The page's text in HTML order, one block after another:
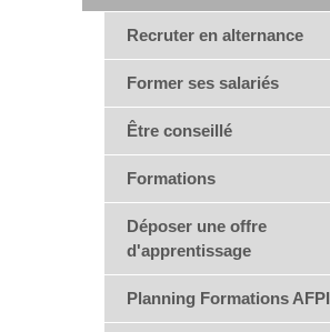
Recruter en alternance
Former ses salariés
Être conseillé
Formations
Déposer une offre
d'apprentissage
Planning Formations AFPI